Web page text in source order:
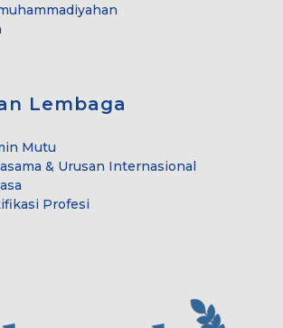
Lembaga
Mutu
& Urusan Internasional
Profesi